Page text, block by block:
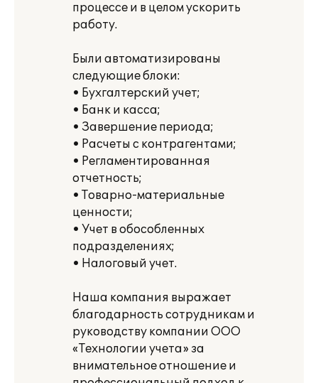
процессе и в целом ускорить
работу.
Были автоматизированы
следующие блоки:
• Бухгалтерский учет;
• Банк и касса;
• Завершение периода;
• Расчеты с контрагентами;
• Регламентированная
отчетность;
• Товарно-материальные
ценности;
• Учет в обособленных
подразделениях;
• Налоговый учет.
Наша компания выражает
благодарность сотрудникам и
руководству компании ООО
«Технологии учета» за
внимательное отношение и